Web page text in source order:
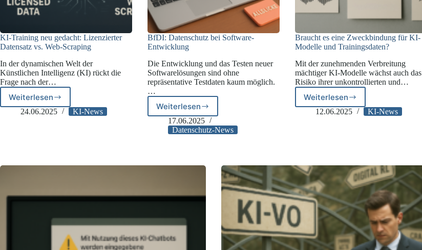
KI-Training neu gedacht: Lizenzierter
Datensatz vs. Web-Scraping
In der dynamischen Welt der
Künstlichen Intelligenz (KI) rückt die
Frage nach der…
Weiterlesen
KI-
Training
24.06.2025 KI-News
BfDI: Datenschutz bei Software-
Entwicklung
Die Entwicklung und das Testen neuer
Softwarelösungen sind ohne
repräsentative Testdaten kaum möglich.
…
Weiterlesen
BfDI:
Datenschutz
bei
17.06.2025
Datenschutz-News
Braucht es eine Zweckbindung für KI-
Modelle und Trainingsdaten?
Mit der zunehmenden Verbreitung
mächtiger KI-Modelle wächst auch das
Risiko ihrer unkontrollierten und…
Weiterlesen
Braucht
es
Trainingsdaten?
12.06.2025 KI-News